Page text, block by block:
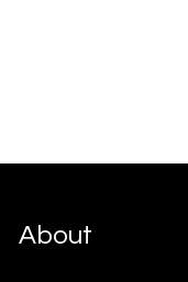
About